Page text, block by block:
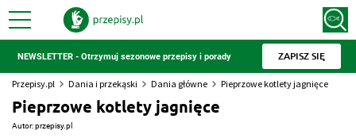
NEWSLETTER - Otrzymuj sezonowe przepisy i porady ZAPISZ SIĘ
Przepisy.pl Dania i przekąski Dania główne Pieprzowe kotlety jagnięce
Pieprzowe kotlety jagnięce
Autor:przepisy.pl